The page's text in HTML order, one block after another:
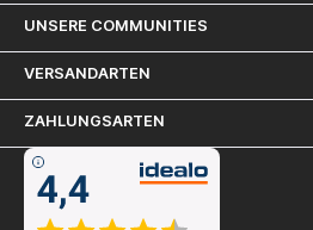
UNSERE COMMUNITIES
VERSANDARTEN
ZAHLUNGSARTEN